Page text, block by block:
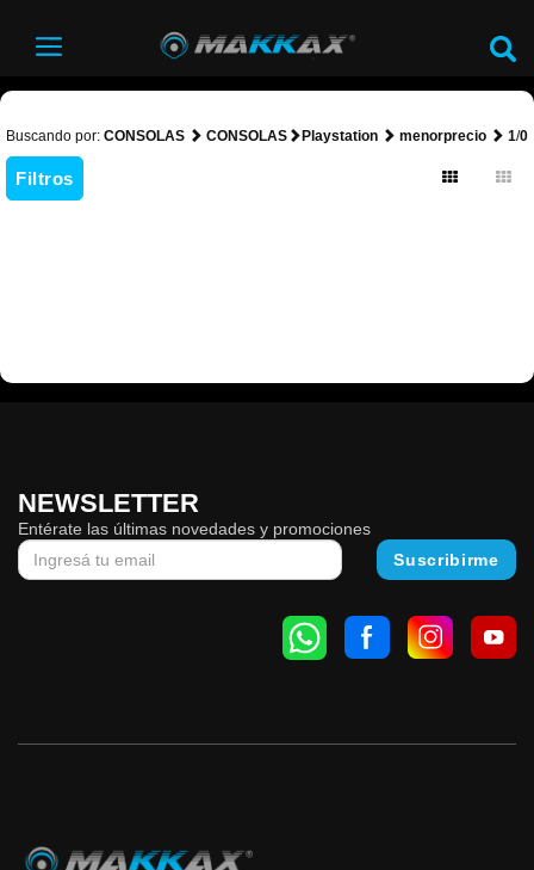
Buscando por: CONSOLAS CONSOLAS Playstation menorprecio 1/0
Filtros
NEWSLETTER
Entérate las últimas novedades y promociones